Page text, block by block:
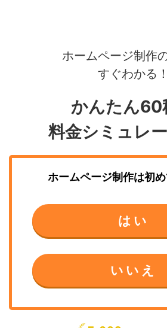
ホームページ制作
すぐわかる！
かんたん60
料金シミュレ
ホームページ制作は初
はい
いいえ